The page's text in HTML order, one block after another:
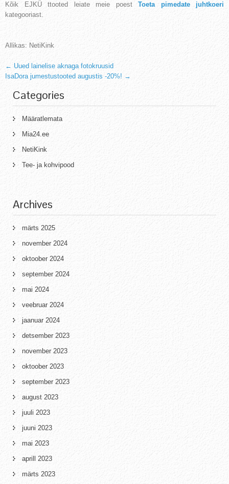
Kõik EJKÜ ttooted leiate meie poest Toeta pimedate juhtkoeri
kategooriast.
Allikas: NetiKink
Post
navigation
← Uued lainelise aknaga fotokruusid
IsaDora jumestustooted augustis -20%! →
Categories
Määratlemata
Mia24.ee
NetiKink
Tee- ja kohvipood
Archives
märts 2025
november 2024
oktoober 2024
september 2024
mai 2024
veebruar 2024
jaanuar 2024
detsember 2023
november 2023
oktoober 2023
september 2023
august 2023
juuli 2023
juuni 2023
mai 2023
aprill 2023
märts 2023